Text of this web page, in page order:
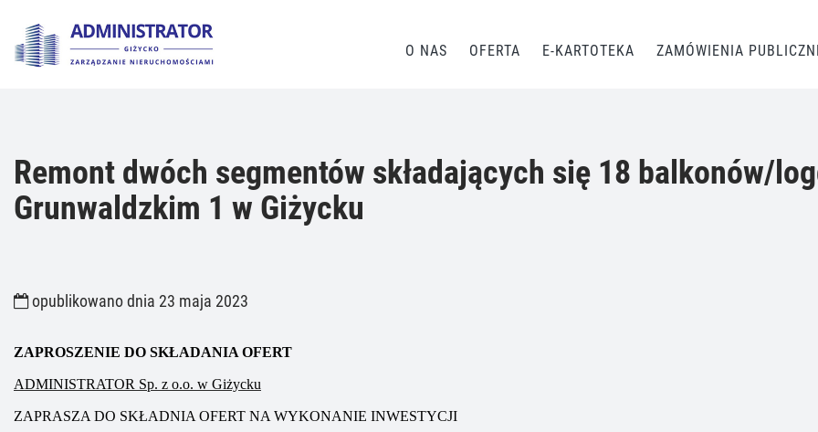
O NAS OFERTA E-KARTOTEKA ZAMÓWIENIA
Remont dwóch segmentów składających się 18 balkonów/
Grunwaldzkim 1 w Giżycku
opublikowano dnia 23 maja 2023
ZAPROSZENIE DO SKŁADANIA OFERT
ADMINISTRATOR Sp. z o.o. w Giżycku
ZAPRASZA DO SKŁADNIA OFERT NA WYKONANIE INWESTYCJI